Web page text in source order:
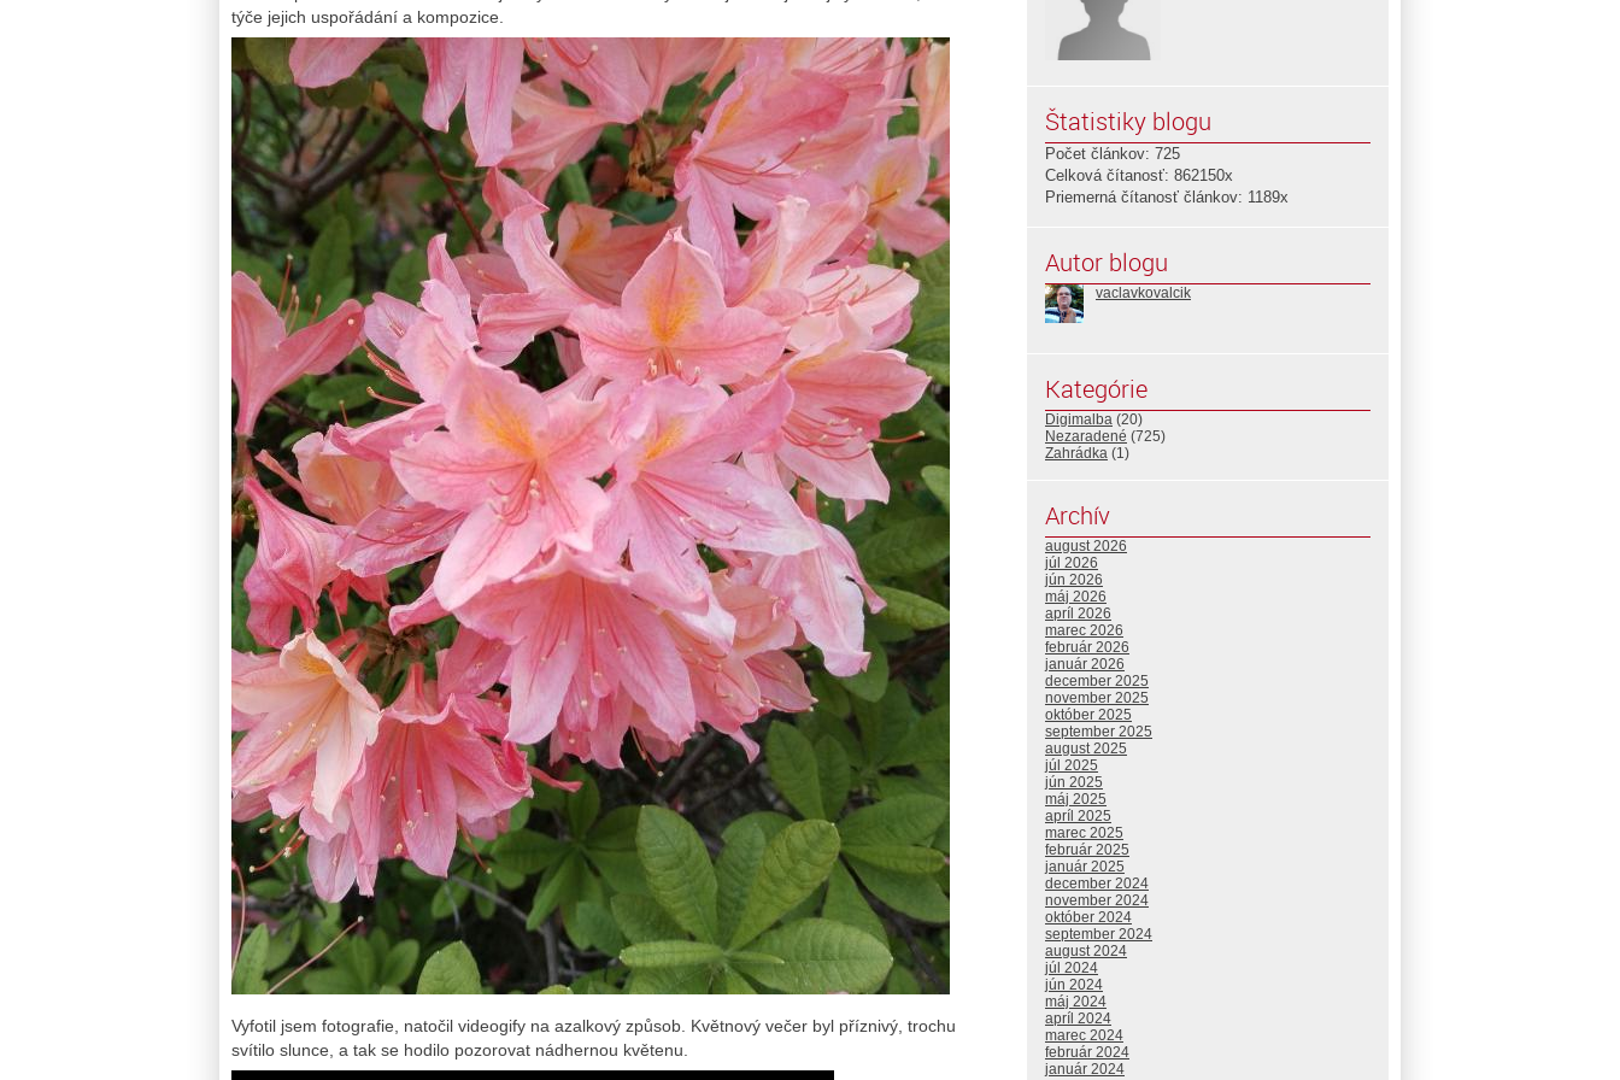
týče jejich uspořádání a kompozice.
Vyfotil jsem fotografie, natočil videogify na azalkový způsob. Květnový večer byl příznivý, trochu
svítilo slunce, a tak se hodilo pozorovat nádhernou květenu.
Štatistiky blogu
Počet článkov: 725
Celková čítanosť: 862150x
Priemerná čítanosť článkov: 1189x
Autor blogu
vaclavkovalcik
Kategórie
Digimalba (20)
Nezaradené (725)
Zahrádka (1)
Archív
august 2026
júl 2026
jún 2026
máj 2026
apríl 2026
marec 2026
február 2026
január 2026
december 2025
november 2025
október 2025
september 2025
august 2025
júl 2025
jún 2025
máj 2025
apríl 2025
marec 2025
február 2025
január 2025
december 2024
november 2024
október 2024
september 2024
august 2024
júl 2024
jún 2024
máj 2024
apríl 2024
marec 2024
február 2024
január 2024